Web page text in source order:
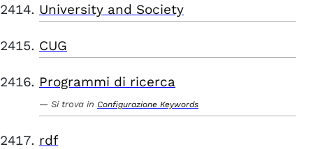
University and Society
CUG
Programmi di ricerca
Si trova in Configurazione Keywords
rdf